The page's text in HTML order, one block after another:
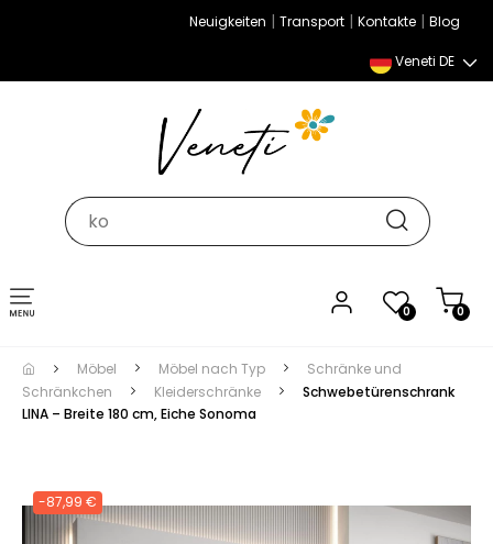
Neuigkeiten | Transport | Kontakte | Blog
Veneti DE
0 0
Umschalten
der
Navigation
Möbel Möbel nach Typ
Schränke und
Schränkchen
Kleiderschränke
Schwebetürenschrank
LINA – Breite 180 cm, Eiche Sonoma
-87,99 €